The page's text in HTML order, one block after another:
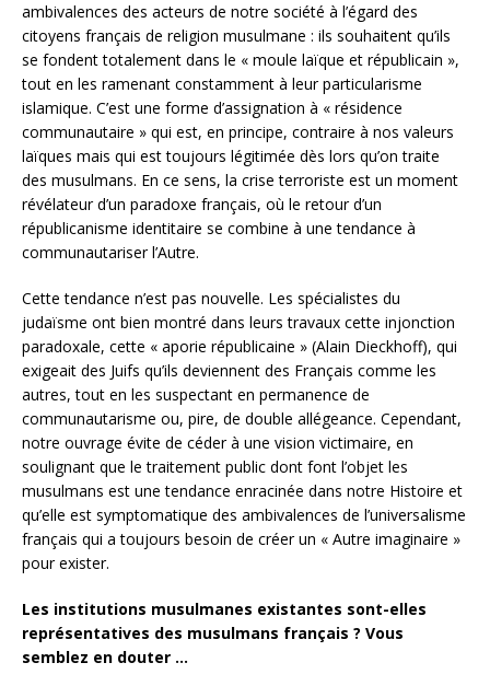
ambivalences des acteurs de notre société à l’égard des
citoyens français de religion musulmane : ils souhaitent qu’ils
se fondent totalement dans le « moule laïque et républicain »,
tout en les ramenant constamment à leur particularisme
islamique. C’est une forme d’assignation à « résidence
communautaire » qui est, en principe, contraire à nos valeurs
laïques mais qui est toujours légitimée dès lors qu’on traite
des musulmans. En ce sens, la crise terroriste est un moment
révélateur d’un paradoxe français, où le retour d’un
républicanisme identitaire se combine à une tendance à
communautariser l’Autre.
Cette tendance n’est pas nouvelle. Les spécialistes du
judaïsme ont bien montré dans leurs travaux cette injonction
paradoxale, cette « aporie républicaine » (Alain Dieckhoff), qui
exigeait des Juifs qu’ils deviennent des Français comme les
autres, tout en les suspectant en permanence de
communautarisme ou, pire, de double allégeance. Cependant,
notre ouvrage évite de céder à une vision victimaire, en
soulignant que le traitement public dont font l’objet les
musulmans est une tendance enracinée dans notre Histoire et
qu’elle est symptomatique des ambivalences de l’universalisme
français qui a toujours besoin de créer un « Autre imaginaire »
pour exister.
Les institutions musulmanes existantes sont-elles
représentatives des musulmans français ? Vous
semblez en douter …